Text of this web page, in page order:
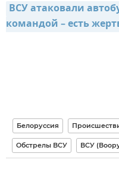
ВСУ атаковали
командой – есть
Белоруссия
Обстрелы ВСУ ВСУ